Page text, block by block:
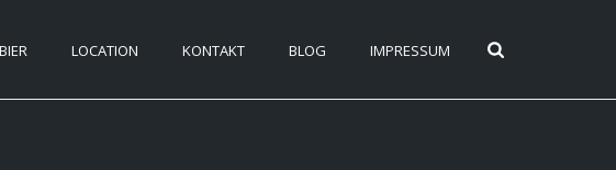
LOCATION KONTAKT BLOG IMPRESSUM